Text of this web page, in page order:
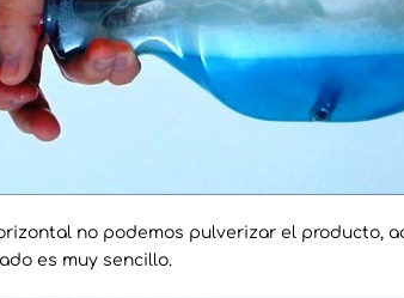
no podemos pulverizar el producto,
es muy sencillo.